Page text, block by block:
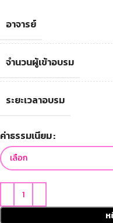
อาจารย์
จำนวนผู้เข้าอบรม
ระยะเวลาอบรม
ค่าธรรมเนียม